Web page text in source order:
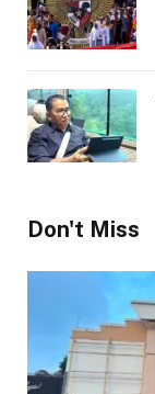
Don't Miss